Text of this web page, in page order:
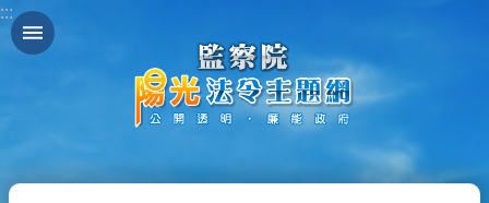
跳到主要內容區塊
:::